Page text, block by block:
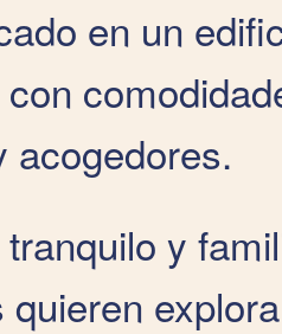
en un
acogedores.
y
quieren